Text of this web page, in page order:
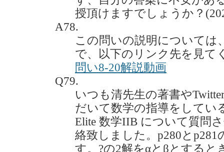
授頂けますでしょうか？
A78.
この問いの説明については
で、以下のリンク先を見て
問い8-20解説動画
Q79.
いつも清先生の著書や
だいて数学の指導をして
Elite 数学IIB について質問
絡致しました。p280と
す。?の2解をαとβとすると